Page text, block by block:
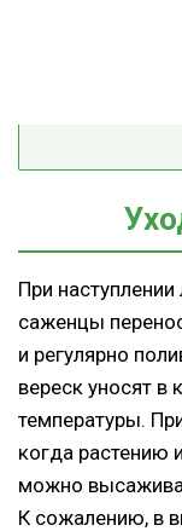
При
саженцы
и регулярно
вереск уносят в
температуры.
когда растению
можно
К сожалению, в